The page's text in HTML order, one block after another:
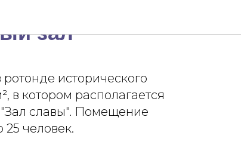
зал
исторического
в котором располагается
славы". Помещение
25 человек.